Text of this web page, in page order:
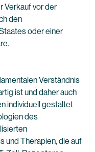
Verkauf vor der
den
oder einer
Verständnis
ist und daher auch
individuell gestaltet
des
und Therapien, die auf